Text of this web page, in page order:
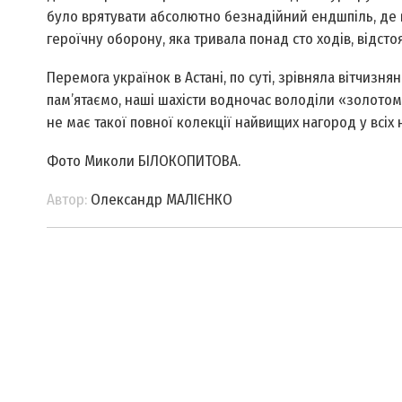
було врятувати абсолютно безнадійний ендшпіль, де
героїчну оборону, яка тривала понад сто ходів,
Перемога українок в Астані, по суті, зрівняла
пам’ятаємо, наші шахісти водночас володіли
не має такої повної колекції найвищих нагород у
Фото Миколи БІЛОКОПИТОВА.
Автор:Олександр МАЛІЄНКО